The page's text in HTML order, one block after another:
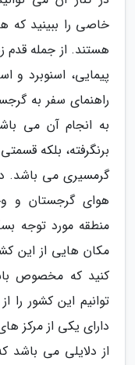
خاصی را ببینید که
هستند. از جمله قدم
پیمایی، اسنوبرد و
راهنمای سفر به
به انجام آن می
برنگرفته، بلکه
گرمسیری می باشد.
هوای گرجستان و
منطقه مورد توجه
مکان هایی از این
کنید که مخصوص
توانیم این کشور را
دارای یکی از مرکز
از دلایلی می باشد